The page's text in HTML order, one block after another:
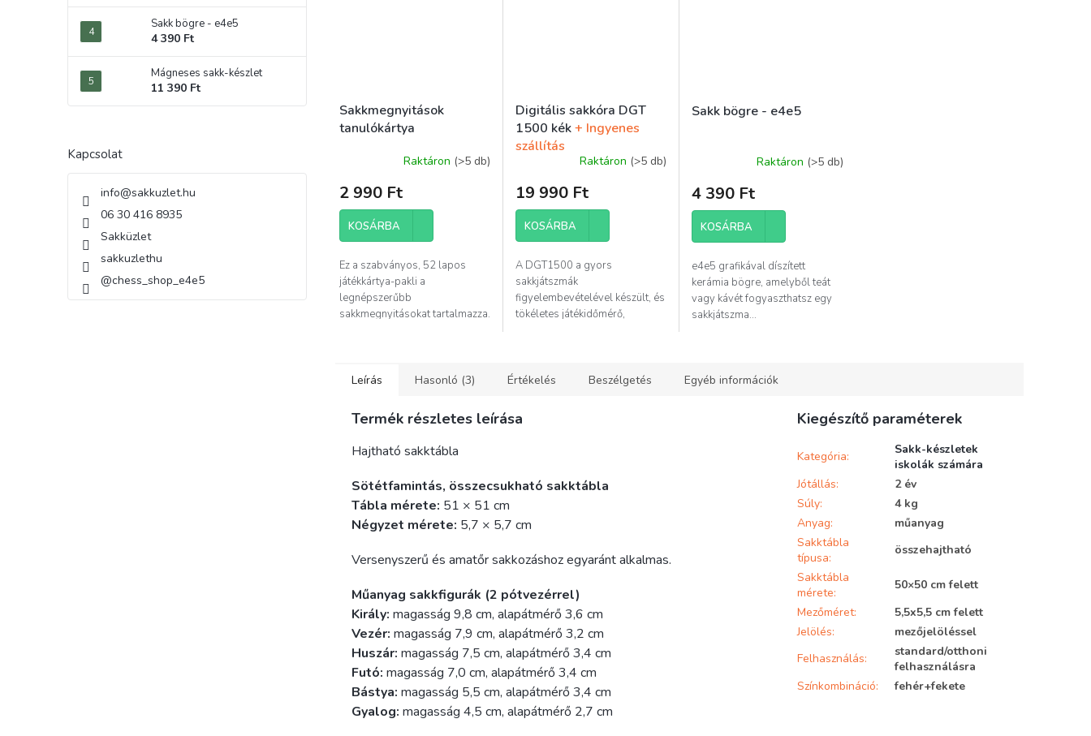
Sakk bögre - e4e5
4 390 Ft
Mágneses sakk-készlet
11 390 Ft
Kapcsolat
info@sakkuzlet.hu
06 30 416 8935
Sakküzlet
sakkuzlethu
@chess_shop_e4e5
Sakkmegnyitások
tanulókártya
Raktáron (>5 db)
2 990 Ft
KOSÁRBA
Ez a szabványos, 52 lapos
játékkártya-pakli a
legnépszerűbb
sakkmegnyitásokat tartalmazza.
Digitális sakkóra DGT
1500 kék+ Ingyenes
szállítás
Raktáron (>5 db)
19 990 Ft
KOSÁRBA
A DGT1500 a gyors
sakkjátszmák
figyelembevételével készült, és
tökéletes játékidőmérő,
Sakk bögre - e4e5
Raktáron (>5 db)
4 390 Ft
KOSÁRBA
e4e5 grafikával díszített
kerámia bögre, amelyből teát
vagy kávét fogyaszthatsz egy
sakkjátszma...
Leírás Hasonló (3) Értékelés Beszélgetés Egyéb információk
Termék részletes leírása
Hajtható sakktábla
Sötétfamintás, összecsukható sakktábla
Tábla mérete: 51 × 51 cm
Négyzet mérete: 5,7 × 5,7 cm
Versenyszerű és amatőr sakkozáshoz egyaránt alkalmas.
Műanyag sakkfigurák (2 pótvezérrel)
Király: magasság 9,8 cm, alapátmérő 3,6 cm
Vezér: magasság 7,9 cm, alapátmérő 3,2 cm
Huszár: magasság 7,5 cm, alapátmérő 3,4 cm
Futó: magasság 7,0 cm, alapátmérő 3,4 cm
Bástya: magasság 5,5 cm, alapátmérő 3,4 cm
Gyalog: magasság 4,5 cm, alapátmérő 2,7 cm
Kiegészítő paraméterek
Kategória:
Sakk-készletek
iskolák számára
Jótállás:
2 év
Súly:
4 kg
Anyag:
műanyag
Sakktábla
típusa:
összehajtható
Sakktábla
mérete:
50×50 cm felett
Mezőméret:
5,5x5,5 cm felett
Jelölés:
mezőjelöléssel
Felhasználás:
standard/otthoni
felhasználásra
Színkombináció: fehér+fekete